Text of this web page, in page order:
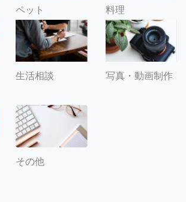
ペット 料理
生活相談 写真・動画制作
その他